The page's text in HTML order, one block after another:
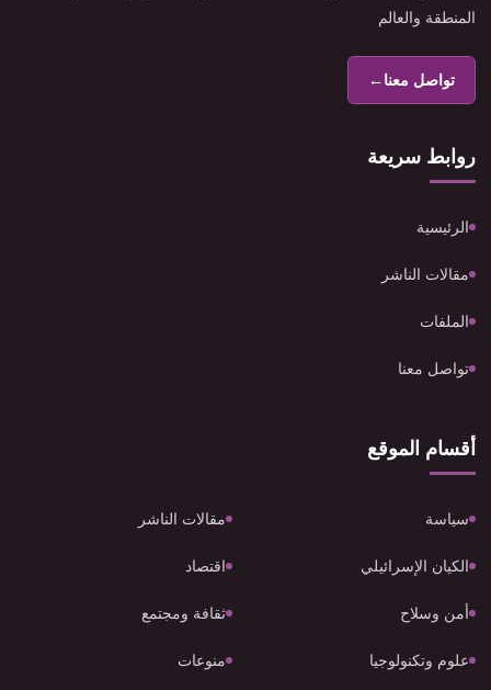
المنطقة والعالم
تواصل معنا←
روابط سريعة
الرئيسية
مقالات الناشر
الملفات
تواصل معنا
أقسام الموقع
سياسة مقالات الناشر
الكيان الإسرائيلي اقتصاد
أمن وسلاح ثقافة ومجتمع
علوم وتكنولوجيا منوعات